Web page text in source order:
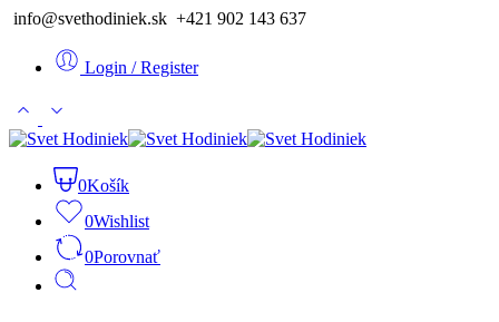
info@svethodiniek.sk +421 902 143 637
Login / Register
0Košík
0Wishlist
0Porovnať